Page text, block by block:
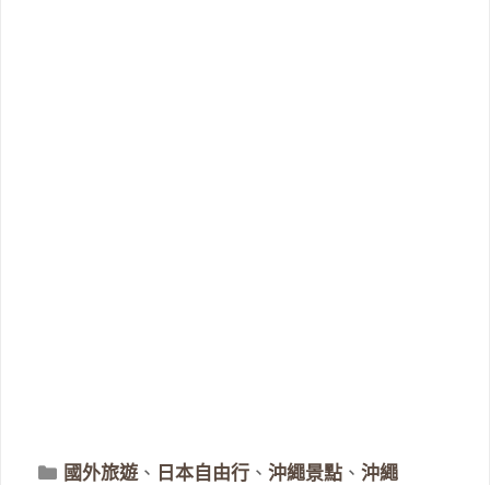
分
國外旅遊、 日本自由行 、沖繩景點 、沖繩